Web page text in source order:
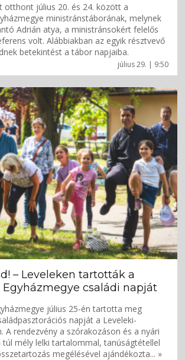
július 29. | 9:50
otthont július 20. és 24. között a
ministránstáborának, melynek
Adrián atya, a ministránsokért felelős
volt. Alábbiakban az egyik résztvevő
betekintést a tábor napjaiba.
– Leveleken tartották a
Egyházmegye családi napját
július 25-én tartotta meg
napját a Leveleki-
A rendezvény a szórakozáson és a nyári
túl mély lelki tartalommal, tanúságtétellel
megélésével ajándékozta... »